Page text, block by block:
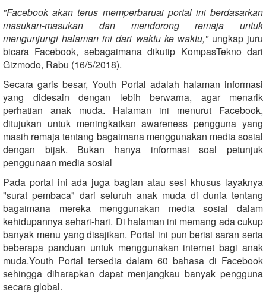
"Facebook akan terus memperbaruai portal ini berdasarkan
masukan-masukan dan mendorong remaja untuk
mengunjungi halaman ini dari waktu ke waktu,"ungkap juru
bicara Facebook, sebagaimana dikutip KompasTekno dari
Gizmodo, Rabu (16/5/2018).
Secara garis besar, Youth Portal adalah halaman informasi
yang didesain dengan lebih berwarna, agar menarik
perhatian anak muda. Halaman ini menurut Facebook,
ditujukan untuk meningkatkan awareness pengguna yang
masih remaja tentang bagaimana menggunakan media sosial
dengan bijak. Bukan hanya informasi soal petunjuk
penggunaan media sosial
Pada portal ini ada juga bagian atau sesi khusus layaknya
"surat pembaca" dari seluruh anak muda di dunia tentang
bagaimana mereka menggunakan media sosial dalam
kehidupannya sehari-hari. Di halaman ini memang ada cukup
banyak menu yang disajikan. Portal ini pun berisi saran serta
beberapa panduan untuk menggunakan internet bagi anak
muda.Youth Portal tersedia dalam 60 bahasa di Facebook
sehingga diharapkan dapat menjangkau banyak pengguna
secara global.